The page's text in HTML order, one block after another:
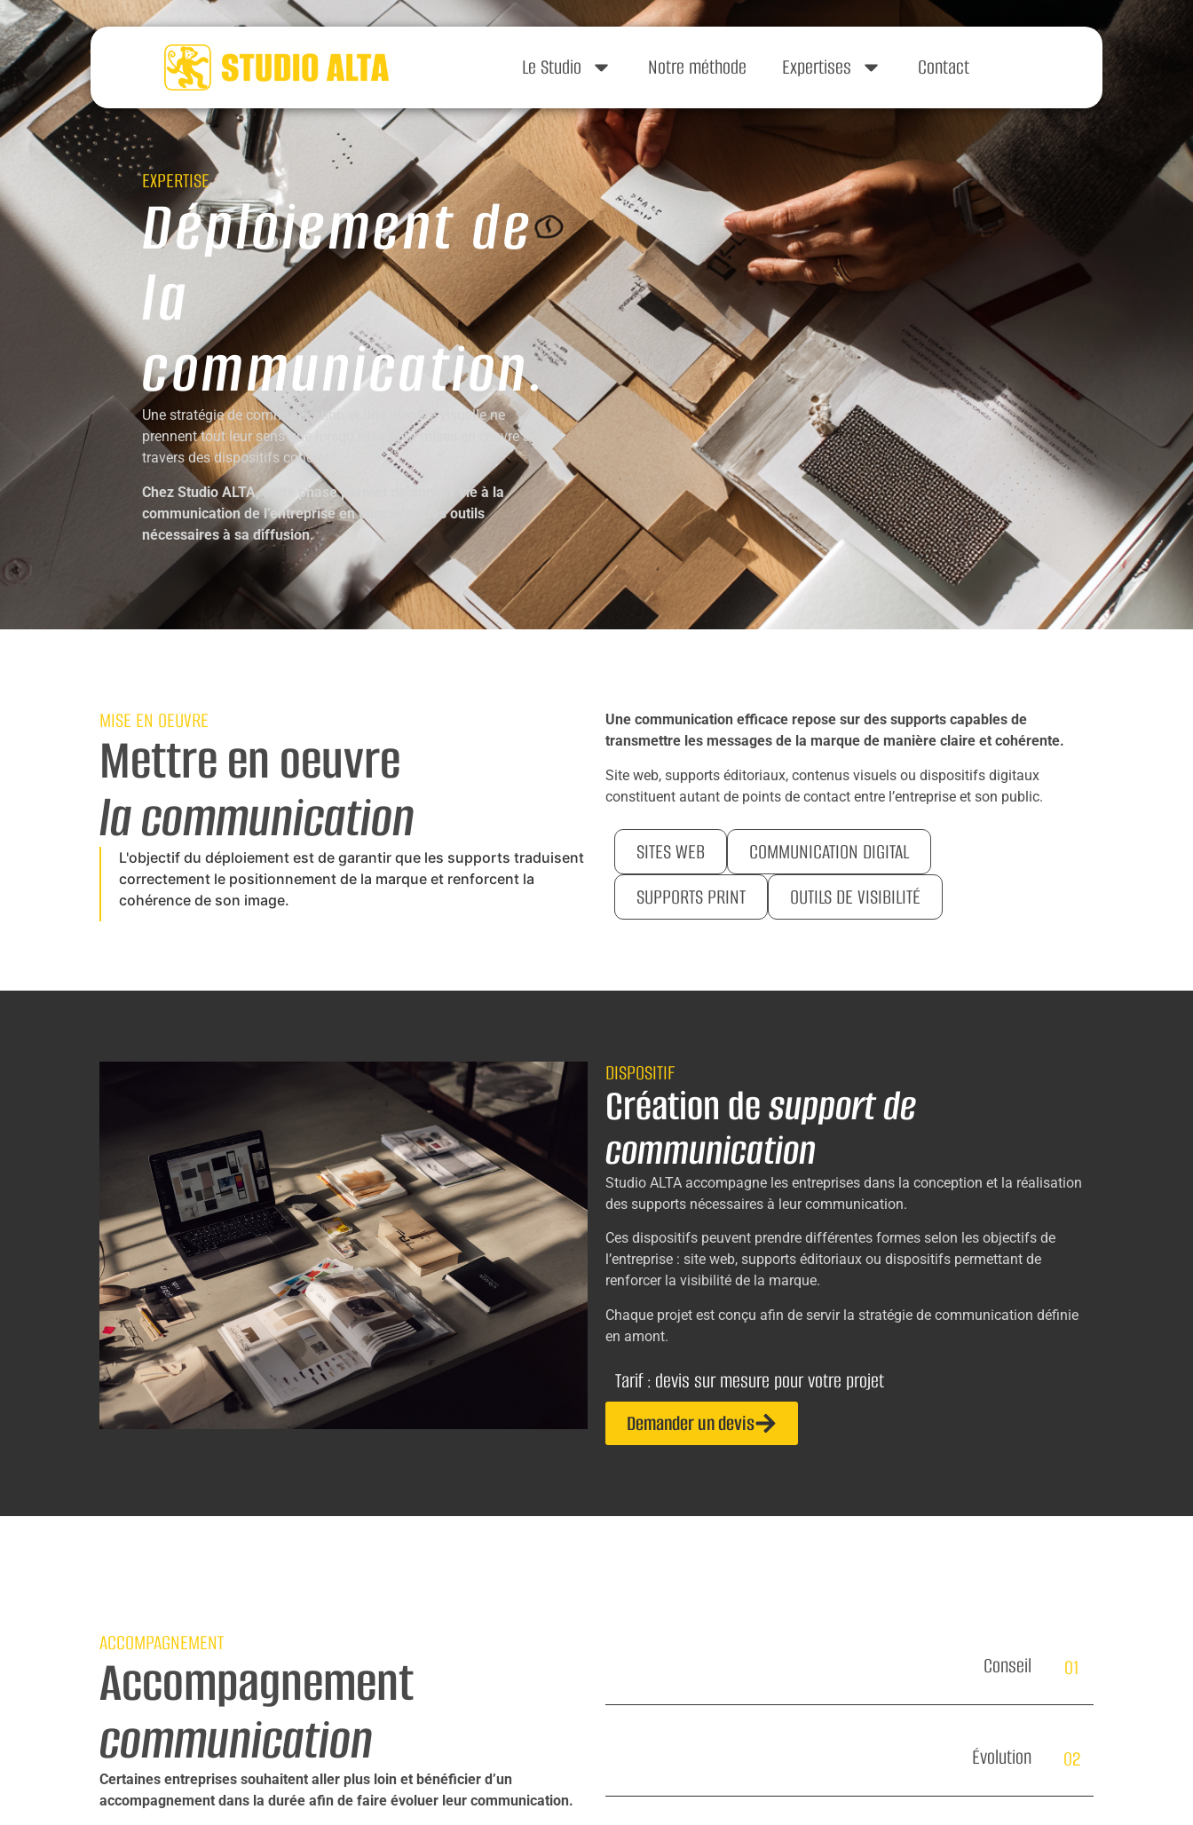
Le Studio Notre méthode Expertises Contact
EXPERTISE
Déploiement de
la
communication.
Une stratégie de communication et une identité visuelle ne
prennent tout leur sens que lorsqu’elles sont mises en œuvre à
travers des dispositifs concrets.
Chez Studio ALTA, cette phase permet de donner vie à la
communication de l’entreprise en concevant les outils
nécessaires à sa diffusion.
MISE EN OEUVRE
Mettre en oeuvre
la communication
L'objectif du déploiement est de garantir que les supports traduisent
correctement le positionnement de la marque et renforcent la
cohérence de son image.
Une communication efficace repose sur des supports capables de
transmettre les messages de la marque de manière claire et cohérente.
Site web, supports éditoriaux, contenus visuels ou dispositifs digitaux
constituent autant de points de contact entre l’entreprise et son public.
SITES WEB
COMMUNICATION DIGITAL
SUPPORTS PRINT
OUTILS DE VISIBILITÉ
DISPOSITIF
Création desupport de
communication
Studio ALTA accompagne les entreprises dans la conception et la réalisation
des supports nécessaires à leur communication.
Ces dispositifs peuvent prendre différentes formes selon les objectifs de
l’entreprise : site web, supports éditoriaux ou dispositifs permettant de
renforcer la visibilité de la marque.
Chaque projet est conçu afin de servir la stratégie de communication définie
en amont.
Tarif : devis sur mesure pour votre projet
Demander un devis
ACCOMPAGNEMENT
Accompagnement
communication
Certaines entreprises souhaitent aller plus loin et bénéficier d’un
accompagnement dans la durée afin de faire évoluer leur communication.
01
Conseil
02
Évolution